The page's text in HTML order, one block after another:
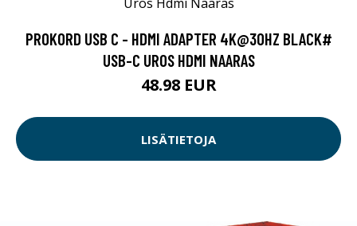
PROKORD USB C - HDMI ADAPTER 4K@30HZ BLACK#
USB-C UROS HDMI NAARAS
48.98 EUR
LISÄTIETOJA